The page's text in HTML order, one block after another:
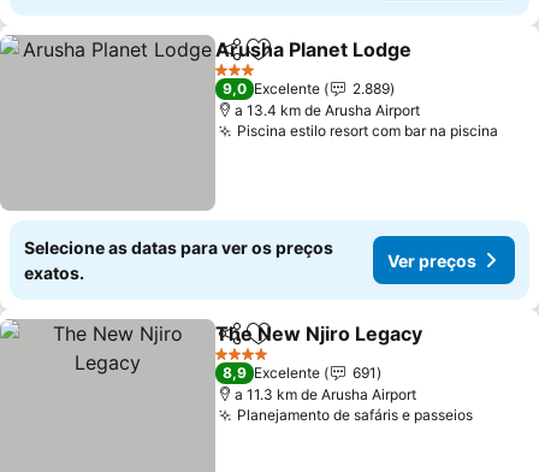
PartilharAdicionar aos favoritos
Arusha Planet Lodge
3 Estrelas
9,0 Excelente
2.889
a 13.4 km de Arusha Airport
Piscina estilo resort com bar na piscina
Selecione as datas para ver os preços
exatos.
Ver preços
PartilharAdicionar aos favoritos
The New Njiro Legacy
4 Estrelas
8,9 Excelente
691
a 11.3 km de Arusha Airport
Planejamento de safáris e passeios